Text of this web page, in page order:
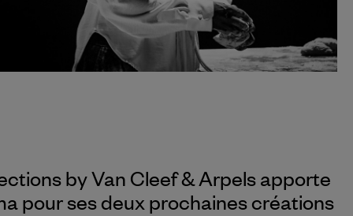
byVan Cleef & Arpelsapporte
pour ses deux prochaines créations